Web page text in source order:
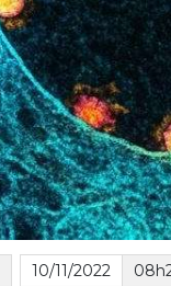
10/11/2022